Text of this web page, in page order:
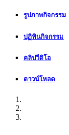
รูปภาพกิจกรรม
ปฏิทินกิจกรรม
คลิปวีดิโอ
ดาวน์โหลด